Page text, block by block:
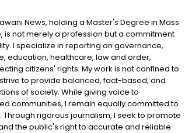
News, holding a Master's Degree in Mass
not merely a profession but a commitment
I specialize in reporting on governance,
education, healthcare, law and order,
citizens' rights. My work is not confined to
to provide balanced, fact-based, and
of society. While giving voice to
communities, I remain equally committed to
rigorous journalism, I seek to promote
the public's right to accurate and reliable